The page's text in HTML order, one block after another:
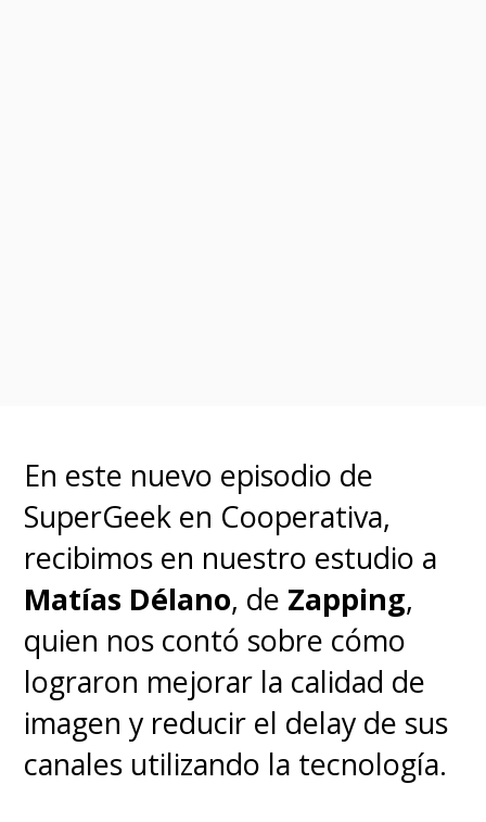
En este nuevo episodio de
SuperGeek en Cooperativa,
recibimos en nuestro estudio a
Matías Délano, de Zapping,
quien nos contó sobre cómo
lograron mejorar la calidad de
imagen y reducir el delay de sus
canales utilizando la tecnología.